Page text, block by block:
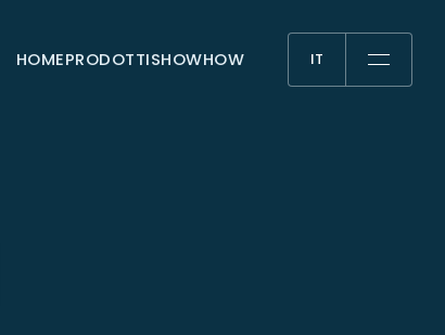
HOMEPRODOTTISHOWHOW IT
IT